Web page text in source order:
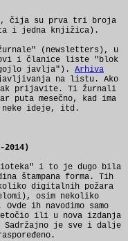
čija su prva tri broja
i jedna knjižica).
(newsletters), u
i članice liste "blok
javlja"). Arhiva
na listu. Ako
prijavite. Ti žurnali
puta mesečno, kad ima
neke ideje, itd.
i to je dugo bila
štampana forma. Tih
digitalnih požara
osim nekoliko
ih navodimo samo
ili u nova izdanja
je sve i dalje